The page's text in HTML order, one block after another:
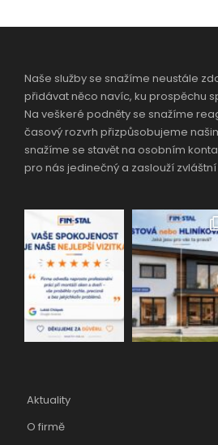
Naše služby se snažíme neustále
přidávat něco navíc, ku prospěchu
Na veškeré podněty se snažíme
časový rozvrh přizpůsobujeme
snažíme se stavět na osobním
pro nás jedinečný a zaslouží
Aktuality
O firmě